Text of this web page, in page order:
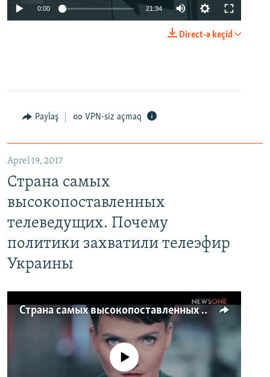
0:00 21:34
Direct-ə keçid
Paylaş VPN-siz açmaq
Aprel 19, 2017
Страна самых
высокопоставленных
телеведущих. Почему
политики захватили телеэфир
Украины
Страна самых высокопоставленных телеведущих. Почему политики захватили телеэфир Украины
No media source currently available